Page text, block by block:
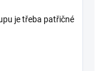
je třeba patřičné